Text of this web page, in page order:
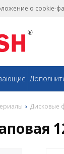
о cookie-
Дисковые